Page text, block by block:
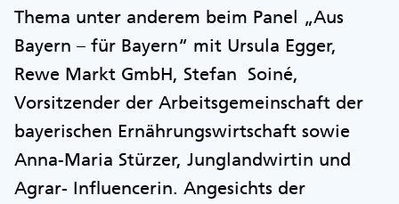
Thema unter anderem beim Panel „Aus
Bayern – für Bayern“ mit Ursula Egger,
Rewe Markt GmbH, Stefan Soiné,
Vorsitzender der Arbeitsgemeinschaft der
bayerischen Ernährungswirtschaft sowie
Anna-Maria Stürzer, Junglandwirtin und
Agrar- Influencerin. Angesichts der